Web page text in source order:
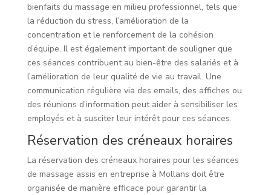
bienfaits du massage en milieu professionnel, tels que
la réduction du stress, l’amélioration de la
concentration et le renforcement de la cohésion
d’équipe. Il est également important de souligner que
ces séances contribuent au bien-être des salariés et à
l’amélioration de leur qualité de vie au travail. Une
communication régulière via des emails, des affiches ou
des réunions d’information peut aider à sensibiliser les
employés et à susciter leur intérêt pour ces séances.
Réservation des créneaux horaires
La réservation des créneaux horaires pour les séances
de massage assis en entreprise à Mollans doit être
organisée de manière efficace pour garantir la